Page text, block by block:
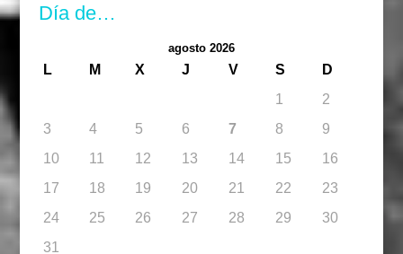
Día de…
agosto 2026
L M X J V S
D
1
2
3
4 5 6 7 8
9
10
11 12 13 14 15
16
17
18 19 20 21 22
23
24
25 26 27 28 29
30
31